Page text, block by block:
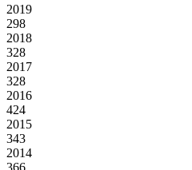
2019
298
2018
328
2017
328
2016
424
2015
343
2014